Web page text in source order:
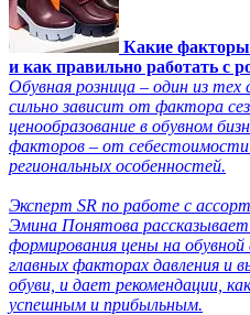
Какие факторы
и как правильно работать с
Обувная розница – один из
сильно зависит от фактора
ценообразование в обувном
факторов – от себестоимости
региональных особенностей.
Эксперт SR по работе с
Эмина Понятова
формирования цены на
главных факторах давления и
обуви, и дает рекомендации,
успешным и прибыльным.